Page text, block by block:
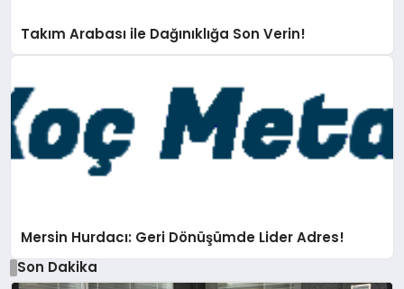
Takım Arabası ile Dağınıklığa Son Verin!
Mersin Hurdacı: Geri Dönüşümde Lider Adres!
Son Dakika